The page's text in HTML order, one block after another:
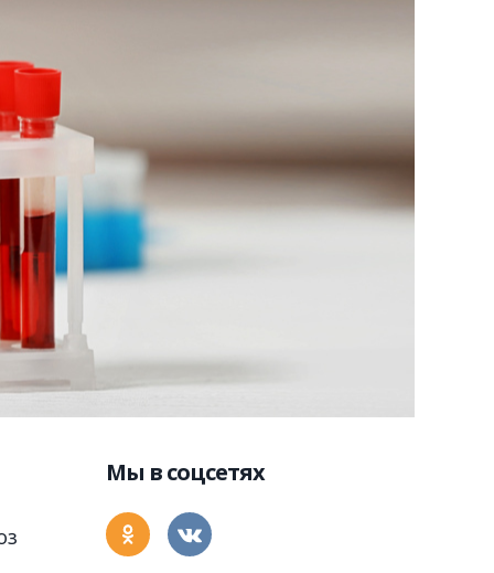
Мы в соцсетях